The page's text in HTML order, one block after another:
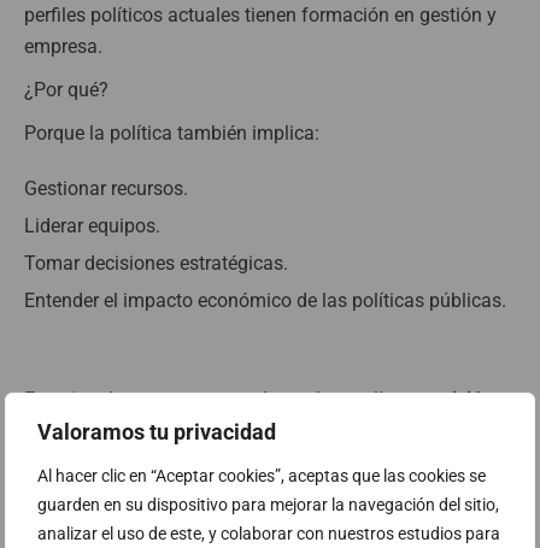
Valoramos tu privacidad
Al hacer clic en “Aceptar cookies”, aceptas que las cookies se
guarden en su dispositivo para mejorar la navegación del sitio,
analizar el uso de este, y colaborar con nuestros estudios para
perfiles políticos actuales tienen formación en gestión y
empresa.
¿Por qué?
Porque la política también implica:
Gestionar recursos.
Liderar equipos.
Tomar decisiones estratégicas.
Entender el impacto económico de las políticas públicas.
Este tipo de programas ayudan a desarrollaruna visión
más ejecutiva y orientada a resultados
Derecho